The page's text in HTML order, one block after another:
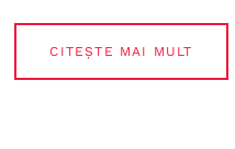
CITEȘTE MAI MULT